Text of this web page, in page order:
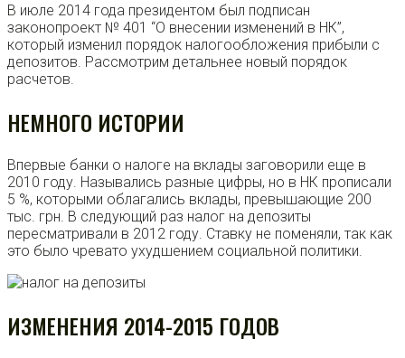
В июле 2014 года президентом был подписан
законопроект № 401 “О внесении изменений в НК”,
который изменил порядок налогообложения прибыли с
депозитов. Рассмотрим детальнее новый порядок
расчетов.
НЕМНОГО ИСТОРИИ
Впервые банки о налоге на вклады заговорили еще в
2010 году. Назывались разные цифры, но в НК прописали
5 %, которыми облагались вклады, превышающие 200
тыс. грн. В следующий раз налог на депозиты
пересматривали в 2012 году. Ставку не поменяли, так как
это было чревато ухудшением социальной политики.
ИЗМЕНЕНИЯ 2014-2015 ГОДОВ